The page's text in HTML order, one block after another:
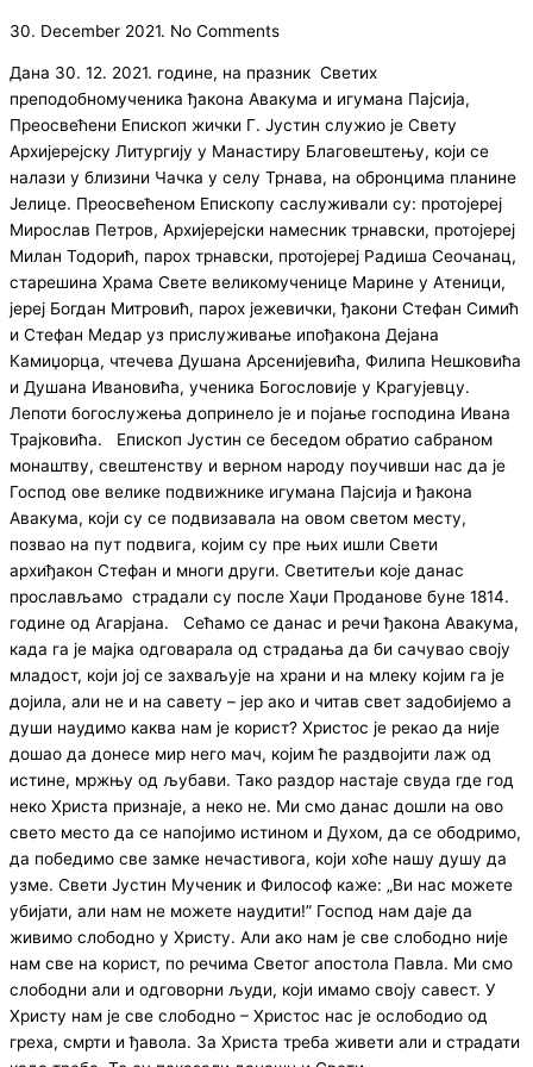
30. December 2021. No Comments
Дана 30. 12. 2021. године, на празник Светих
преподобномученика ђакона Авакума и игумана Пајсија,
Преосвећени Епископ жички Г. Јустин служио је Свету
Архијерејску Литургију у Манастиру Благовештењу, који се
налази у близини Чачка у селу Трнава, на обронцима планине
Јелице. Преосвећеном Епископу саслуживали су: протојереј
Мирослав Петров, Архијерејски намесник трнавски, протојереј
Милан Тодорић, парох трнавски, протојереј Радиша Сеочанац,
старешина Храма Свете великомученице Марине у Атеници,
јереј Богдан Митровић, парох јежевички, ђакони Стефан Симић
и Стефан Медар уз прислуживање ипођакона Дејана
Камиџорца, чтечева Душана Арсенијевића, Филипа Нешковића
и Душана Ивановића, ученика Богословије у Крагујевцу.
Лепоти богослужења допринело је и појање господина Ивана
Трајковића. Епископ Јустин се беседом обратио сабраном
монаштву, свештенству и верном народу поучивши нас да је
Господ ове велике подвижнике игумана Пајсија и ђакона
Авакума, који су се подвизавала на овом светом месту,
позвао на пут подвига, којим су пре њих ишли Свети
архиђакон Стефан и многи други. Светитељи које данас
прослављамо страдали су после Хаџи Проданове буне 1814.
године од Агарјана. Сећамо се данас и речи ђакона Авакума,
када га је мајка одговарала од страдања да би сачувао своју
младост, који јој се захваљује на храни и на млеку којим га је
дојила, али не и на савету – јер ако и читав свет задобијемо а
души наудимо каква нам је корист? Христос је рекао да није
дошао да донесе мир него мач, којим ће раздвојити лаж од
истине, мржњу од љубави. Тако раздор настаје свуда где год
неко Христа признаје, а неко не. Ми смо данас дошли на ово
свето место да се напојимо истином и Духом, да се ободримо,
да победимо све замке нечастивога, који хоће нашу душу да
узме. Свети Јустин Мученик и Философ каже: „Ви нас можете
убијати, али нам не можете наудити!” Господ нам даје да
живимо слободно у Христу. Али ако нам је све слободно није
нам све на корист, по речима Светог апостола Павла. Ми смо
слободни али и одговорни људи, који имамо своју савест. У
Христу нам је све слободно – Христос нас је ослободио од
греха, смрти и ђавола. За Христа треба живети али и страдати